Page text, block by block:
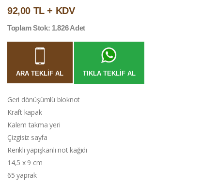
92,00 TL + KDV
Toplam Stok: 1.826 Adet
ARA TEKLIF AL TIKLA TEKLIF AL
Geri dönüşümlü bloknot
Kraft kapak
Kalem takma yeri
Çizgisiz sayfa
Renkli yapışkanlı not kağıdı
14,5 x 9 cm
65 yaprak